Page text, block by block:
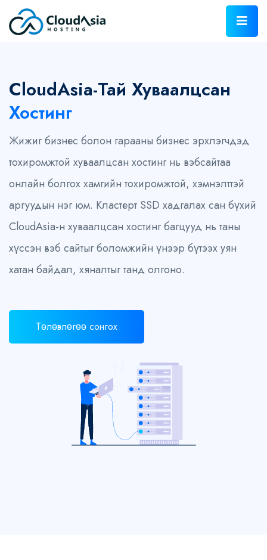
CloudAsia-Тай Хуваалцсан
Хостинг
Жижиг бизнес болон гарааны бизнес эрхлэгчдэд
тохиромжтой хуваалцсан хостинг нь вэбсайтаа
онлайн болгох хамгийн тохиромжтой, хэмнэлттэй
аргуудын нэг юм. Кластерт SSD хадгалах сан бүхий
CloudAsia-н хуваалцсан хостинг багцууд нь таны
хүссэн вэб сайтыг боломжийн үнээр бүтээх уян
хатан байдал, хяналтыг танд олгоно.
Төлөвлөгөө сонгох